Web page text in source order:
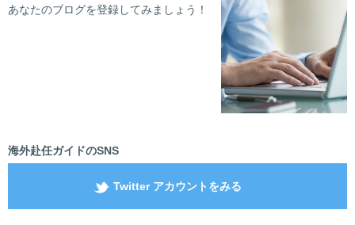
あなたのブログを登録してみましょう！
海外赴任ガイドのSNS
Twitter アカウントをみる